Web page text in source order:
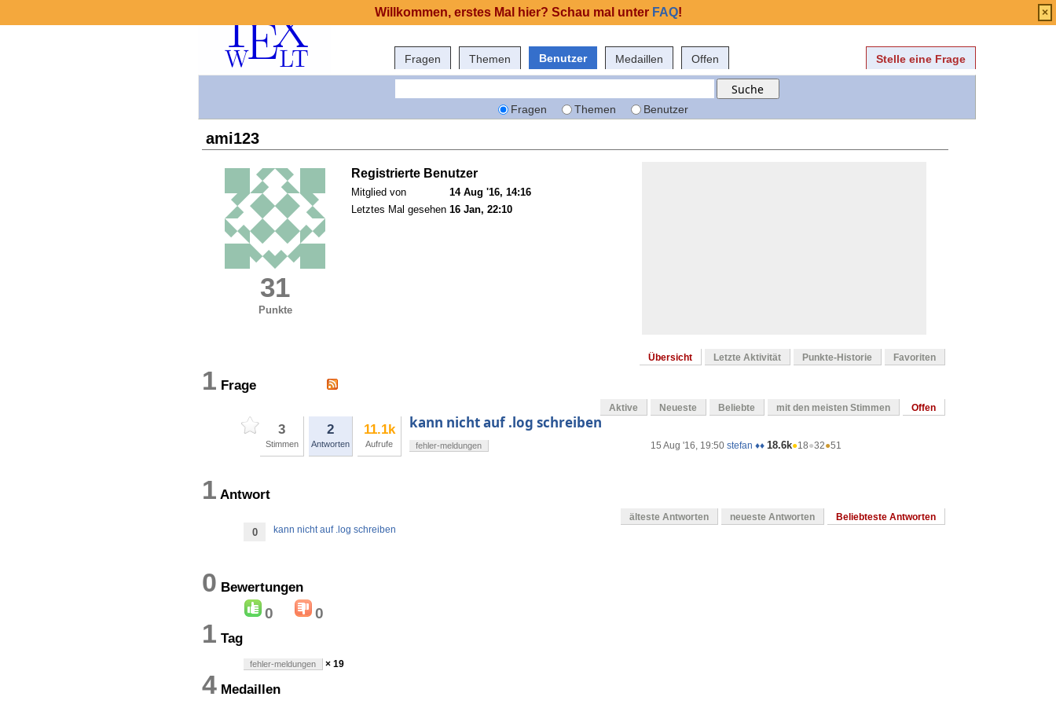
Fragen Themen Benutzer Medaillen Offen Stelle eine Frage
Fragen Themen Benutzer
ami123
31
Punkte
Registrierte Benutzer
Mitglied von
14 Aug '16, 14:16
Letztes Mal gesehen 16 Jan, 22:10
Übersicht Letzte Aktivität Punkte-Historie Favoriten
1 Frage
Aktive Neueste Beliebte mit den meisten Stimmen Offen
3
Stimmen
2
Antworten
11.1k
Aufrufe
kann nicht auf .log schreiben
15 Aug '16, 19:50 stefan ♦♦ 18.6k●18●32●51
fehler-meldungen
1 Antwort
älteste Antworten neueste Antworten Beliebteste Antworten
0 kann nicht auf .log schreiben
0 Bewertungen
0 0
1 Tag
fehler-meldungen × 19
4 Medaillen
Willkommen, erstes Mal hier? Schau mal unter FAQ! ×